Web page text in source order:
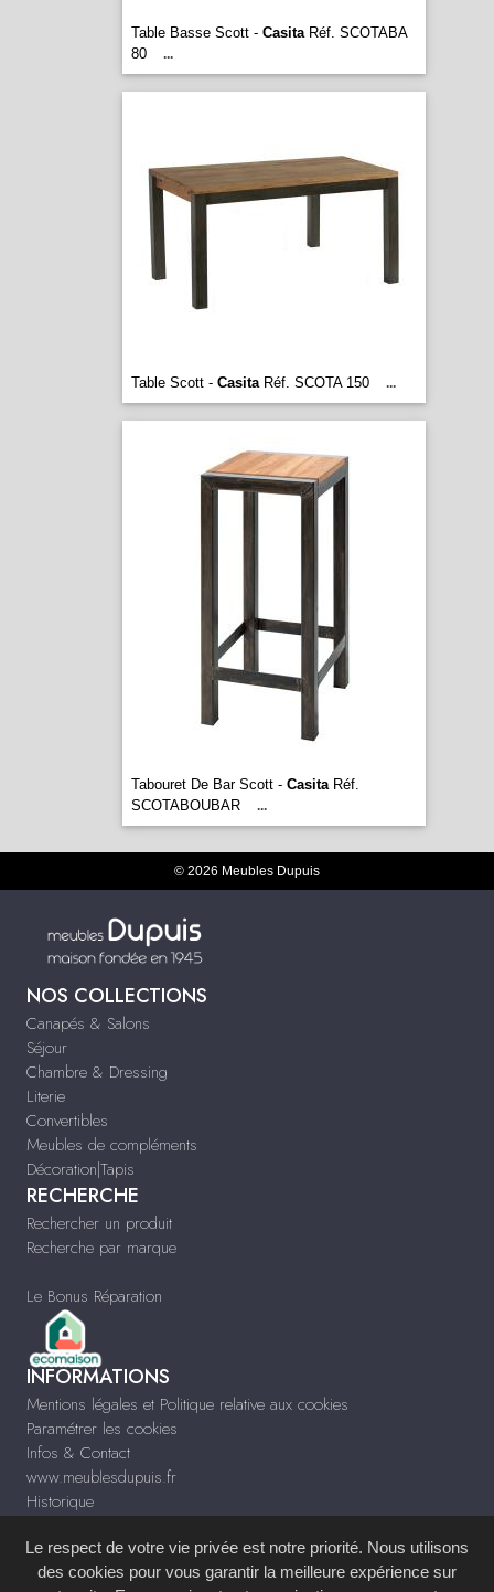
Table Basse Scott - CasitaRéf. SCOTABA
80
...
Table Scott - CasitaRéf. SCOTA 150 ...
Tabouret De Bar Scott - CasitaRéf.
SCOTABOUBAR
...
© 2026 Meubles Dupuis
NOS COLLECTIONS
Canapés & Salons
Séjour
Chambre & Dressing
Literie
Convertibles
Meubles de compléments
Décoration|Tapis
RECHERCHE
Rechercher un produit
Recherche par marque
Le Bonus Réparation
INFORMATIONS
Mentions légales et Politique relative aux cookies
Paramétrer les cookies
Infos & Contact
www.meublesdupuis.fr
Historique
Le respect de votre vie privée est notre priorité. Nous utilisons
des cookies pour vous garantir la meilleure expérience sur